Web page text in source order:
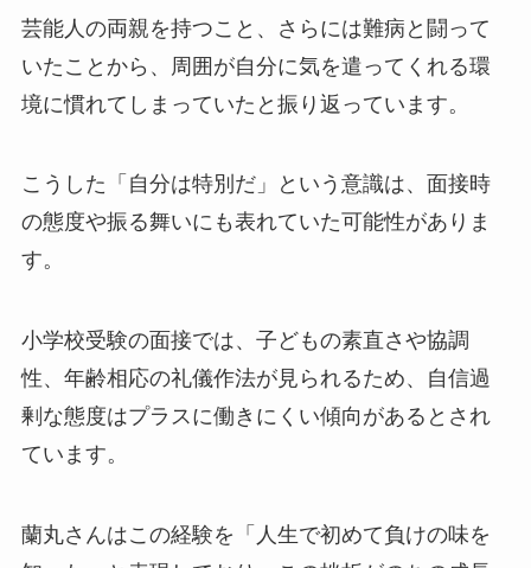
芸能人の両親を持つこと、さらには難病と闘って
いたことから、周囲が自分に気を遣ってくれる環
境に慣れてしまっていたと振り返っています。
こうした「自分は特別だ」という意識は、面接時
の態度や振る舞いにも表れていた可能性がありま
す。
小学校受験の面接では、子どもの素直さや協調
性、年齢相応の礼儀作法が見られるため、自信過
剰な態度はプラスに働きにくい傾向があるとされ
ています。
蘭丸さんはこの経験を「人生で初めて負けの味を